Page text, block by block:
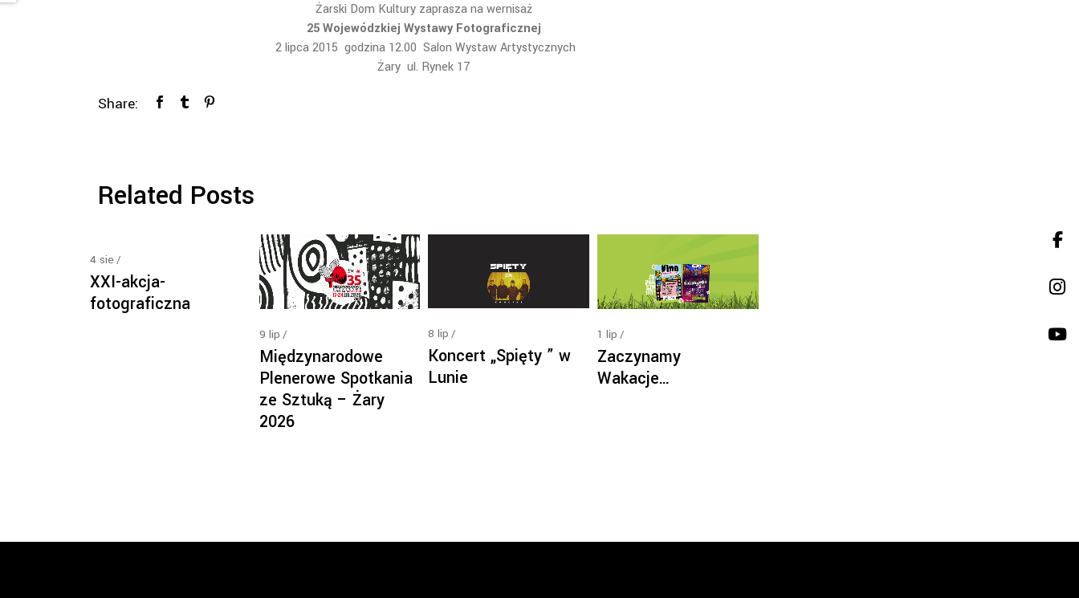
Żarski Dom Kultury zaprasza na wernisaż
25 Wojewódzkiej Wystawy Fotograficznej
2 lipca 2015 godzina 12.00 Salon Wystaw Artystycznych
Żary ul. Rynek 17
Share:
Related Posts
4 sie
XXI-akcja-
fotograficzna
9 lip
Międzynarodowe
Plenerowe Spotkania
ze Sztuką – Żary
2026
8 lip
Koncert „Spięty ” w
Lunie
1 lip
Zaczynamy
Wakacje…